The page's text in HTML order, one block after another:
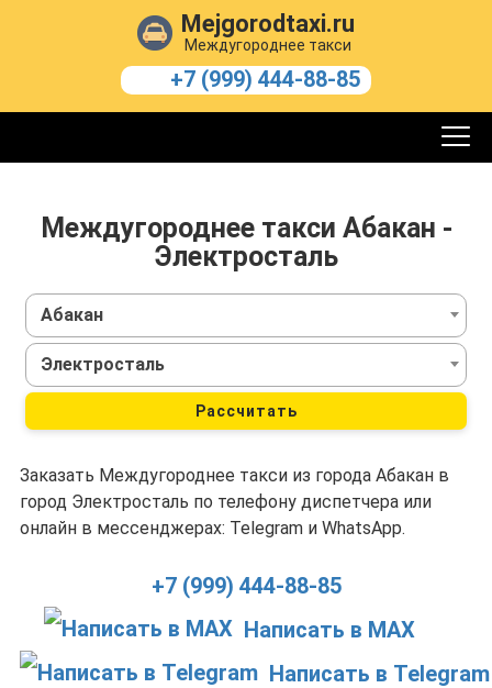
Mejgorodtaxi.ru
Междугороднее такси
+7 (999) 444-88-85
Междугороднее такси Абакан -
Электросталь
Абакан
Электросталь
Рассчитать
Заказать Междугороднее такси из города Абакан в
город Электросталь по телефону диспетчера или
онлайн в мессенджерах: Telegram и WhatsApp.
+7 (999) 444-88-85
Написать в MAX
Написать в Telegram